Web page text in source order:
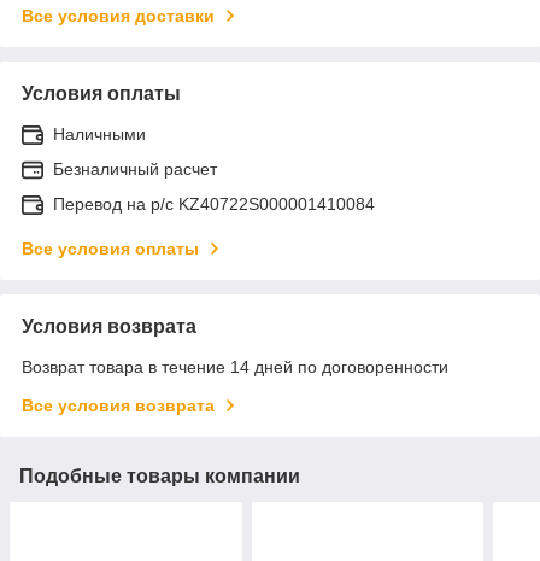
Все условия доставки
Условия оплаты
Наличными
Безналичный расчет
Перевод на р/с KZ40722S000001410084
Все условия оплаты
Условия возврата
Возврат товара в течение 14 дней по договоренности
Все условия возврата
Подобные товары компании